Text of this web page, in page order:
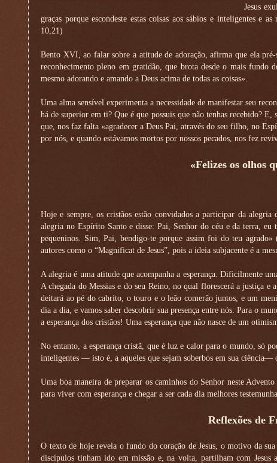
Jesus
graças porque escondeste estas coisas aos sábios e inteligentes e
10,21)
Bento XVI, ao falar sobre a atitude de adoração, afirma que ela
reconhecimento pleno em gratidão, que brota desde o mais fundo
mesmo adorando e amando a Deus acima de todas as coisas».
Uma alma sensível experimenta a necessidade de manifestar seu
há de superior em ti? Que é que possuis que não tenhas recebido?
que, nos faz falta «agradecer a Deus Pai, através do seu filho, no
por nós, e quando estávamos mortos por nossos pecados, nos fez
«Felizes os olhos
Hoje e sempre, os cristãos estão convidados a participar da
alegria no Espírito Santo e disse: Pai, Senhor do céu e da terra, eu
pequeninos. Sim, Pai, bendigo-te porque assim foi do teu
autores como o “Magnificat de Jesus”, pois a ideia subjacente é a
A alegria é uma atitude que acompanha a esperança. Dificilmente
A chegada do Messias e do seu Reino, no qual florescerá a justiça
deitará ao pé do cabrito, o touro e o leão comerão juntos, e um
dia a dia, e vamos saber descobrir sua presença entre nós. Para o
a esperança dos cristãos! Uma esperança que não nasce de um
No entanto, a esperança cristã, que é luz e calor para o mundo, só
inteligentes — isto é, a aqueles que sejam soberbos em sua
Uma boa maneira de preparar os caminhos do Senhor neste
para viver com esperança e chegar a ser cada dia melhores
Reflexões de
O texto de hoje revela o fundo do coração de Jesus, o motivo da
discípulos tinham ido em missão e, na volta, partilham com Jesus